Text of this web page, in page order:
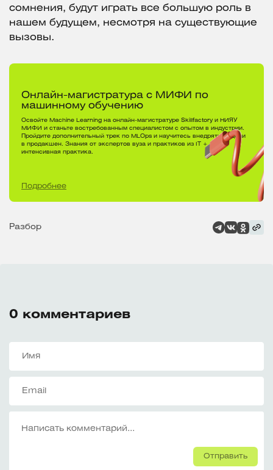
сомнения, будут играть все большую роль в
нашем будущем, несмотря на существующие
вызовы.
Онлайн-магистратура с МИФИ по
машинному обучению
Освойте Machine Learning на онлайн-магистратуре Skillfactory и НИЯУ
МИФИ и станьте востребованным специалистом с опытом в индустрии.
Пройдите дополнительный трек по MLOps и научитесь внедрять модели
в продакшен. Знания от экспертов вуза и практиков из IT +
интенсивная практика.
Подробнее
Разбор
0 комментариев
Отправить